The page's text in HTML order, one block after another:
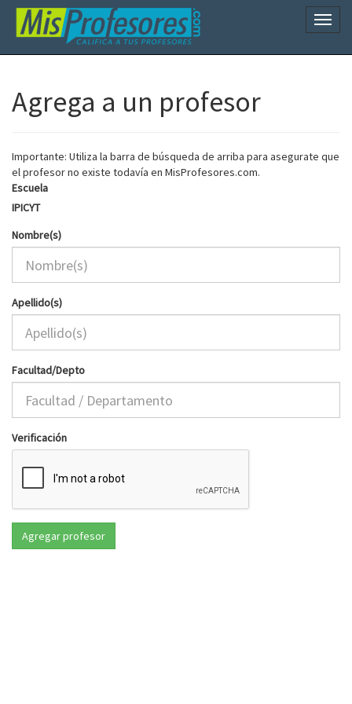
Agrega a un profesor
Importante: Utiliza la barra de búsqueda de arriba para asegurate que
el profesor no existe todavía en MisProfesores.com.
Escuela
IPICYT
Nombre(s)
Apellido(s)
Facultad/Depto
Verificación